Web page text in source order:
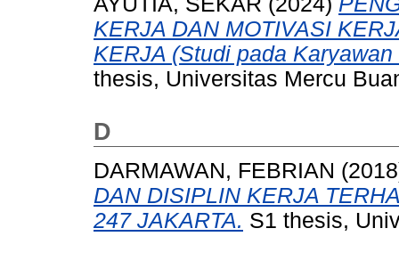
KERJA DAN MOTIVASI
KERJA (Studi pada
thesis, Universitas Mercu
D
DARMAWAN, FEBRIAN
DAN DISIPLIN KERJA
247 JAKARTA. S1 thesis,